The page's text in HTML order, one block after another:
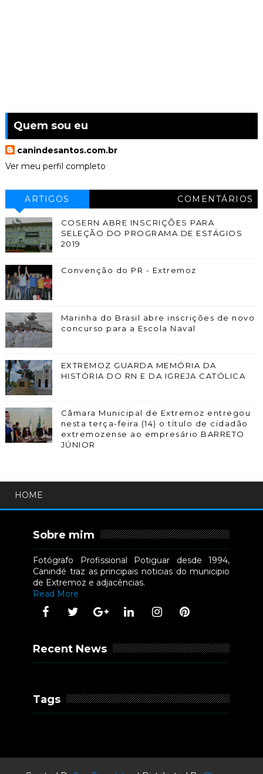
Quem sou eu
canindesantos.com.br
Ver meu perfil completo
ARTIGOS COMENTÁRIOS
COSERN ABRE INSCRIÇÕES PARA
SELEÇÃO DO PROGRAMA DE ESTÁGIOS
2019
Convenção do PR - Extremoz
Marinha do Brasil abre inscrições de novo
concurso para a Escola Naval
EXTREMOZ GUARDA MEMÓRIA DA
HISTÓRIA DO RN E DA IGREJA CATÓLICA
Câmara Municipal de Extremoz entregou
nesta terça-feira (14) o título de cidadão
extremozense ao empresário BARRETO
JÚNIOR
HOME
Sobre mim
Fotógrafo Profissional Potiguar desde 1994,
Canindé traz as principais noticias do municipio
de Extremoz e adjacências.
Read More
Recent News
Tags